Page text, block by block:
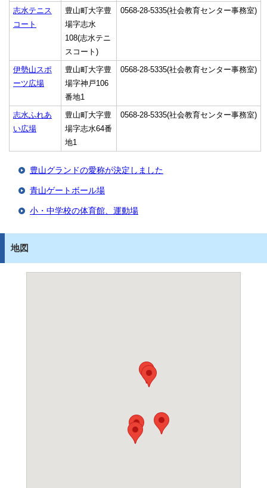
志水テニス
コート
豊山町大字豊
場字志水
108(志水テニ
スコート)
0568-28-5335(社会教育センター事務室)
伊勢山スポ
ーツ広場
豊山町大字豊
場字神戸106
番地1
0568-28-5335(社会教育センター事務室)
志水ふれあ
い広場
豊山町大字豊
場字志水64番
地1
0568-28-5335(社会教育センター事務室)
豊山グランドの愛称が決定しました
青山ゲートボール場
小・中学校の体育館、運動場
地図